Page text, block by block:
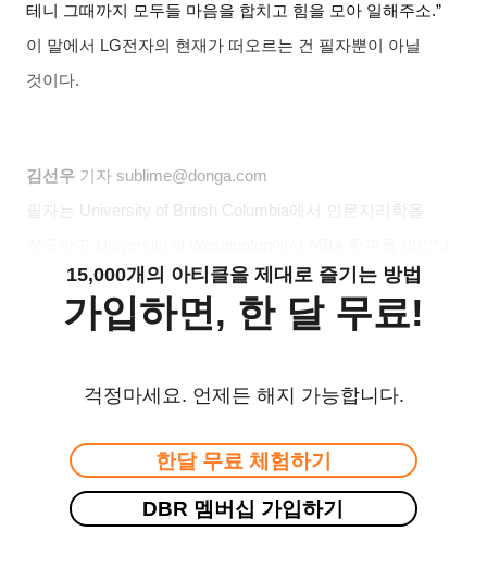
테니 그때까지 모두들 마음을 합치고 힘을 모아 일해주소.”
이 말에서
LG전자의 현재가 떠오르는 건 필자뿐이 아닐
것이다.
김선우 기자 sublime@donga.com
필자는
University of British Columbia에서 인문지리학을
15,000개의 아티클을 제대로 즐기는 방법
가입하면, 한 달 무료!
걱정마세요. 언제든 해지 가능합니다.
한달 무료 체험하기
DBR 멤버십 가입하기